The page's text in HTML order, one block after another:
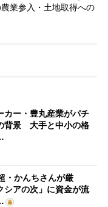
業参入・土地取得への
カー・豊丸産業がパチ
背景 大手と中小の格
・かんちさんが厳
シアの次」に資金が流